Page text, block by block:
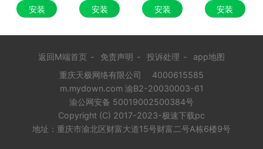
安装 安装 安装 安装
返回M端首页 - 免责声明 - 投诉处理 -
app地图
重庆天极网络有限公司
4000615585
m.mydown.com 渝B2-20030003-61
渝公网安备 50019002500384号
Copyright (C) 2017-2023-极速下载pc
地址：重庆市渝北区财富大道15号财富二号A栋6楼9号